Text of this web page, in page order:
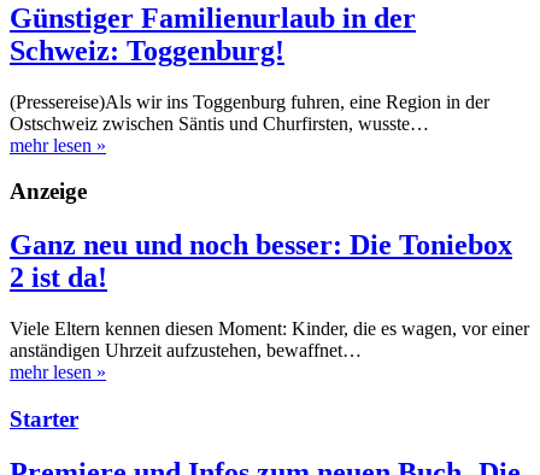
Günstiger Familienurlaub in der
Schweiz: Toggenburg!
(Pressereise)Als wir ins Toggenburg fuhren, eine Region in der
Ostschweiz zwischen Säntis und Churfirsten, wusste…
mehr lesen »
Anzeige
Ganz neu und noch besser: Die Toniebox
2 ist da!
Viele Eltern kennen diesen Moment: Kinder, die es wagen, vor einer
anständigen Uhrzeit aufzustehen, bewaffnet…
mehr lesen »
Starter